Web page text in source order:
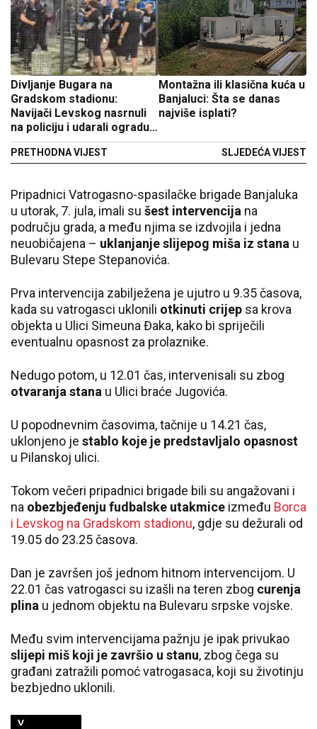
Divljanje Bugara na
Gradskom stadionu:
Navijači Levskog nasrnuli
na policiju i udarali ogradu
(VIDEO)
PRETHODNA VIJEST
Montažna ili klasična kuća u
Banjaluci: Šta se danas
najviše isplati?
SLJEDEĆA VIJEST
Pripadnici Vatrogasno-spasilačke brigade Banjaluka
u utorak, 7. jula, imali su šest intervencija na
području grada, a među njima se izdvojila i jedna
neuobičajena – uklanjanje slijepog miša iz stana u
Bulevaru Stepe Stepanovića.
Prva intervencija zabilježena je ujutro u 9.35 časova,
kada su vatrogasci uklonili otkinuti crijep sa krova
objekta u Ulici Simeuna Đaka, kako bi spriječili
eventualnu opasnost za prolaznike.
Nedugo potom, u 12.01 čas, intervenisali su zbog
otvaranja stana u Ulici braće Jugovića.
U popodnevnim časovima, tačnije u 14.21 čas,
uklonjeno je stablo koje je predstavljalo opasnost
u Pilanskoj ulici.
Tokom večeri pripadnici brigade bili su angažovani i
na obezbjeđenju fudbalske utakmice između Borca
i Levskog na Gradskom stadionu, gdje su dežurali od
19.05 do 23.25 časova.
Dan je završen još jednom hitnom intervencijom. U
22.01 čas vatrogasci su izašli na teren zbog curenja
plina u jednom objektu na Bulevaru srpske vojske.
Među svim intervencijama pažnju je ipak privukao
slijepi miš koji je završio u stanu, zbog čega su
građani zatražili pomoć vatrogasaca, koji su životinju
bezbjedno uklonili.